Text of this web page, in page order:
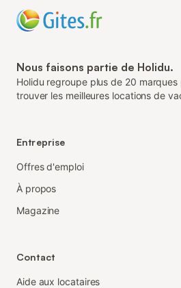
Nous faisons partie de Holidu.
Holidu regroupe plus de 20
trouver les meilleures locations de
Entreprise
Offres d'emploi
À propos
Magazine
Contact
Aide aux locataires